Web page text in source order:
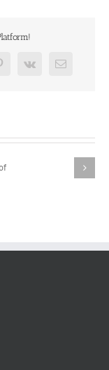
Vk
E-